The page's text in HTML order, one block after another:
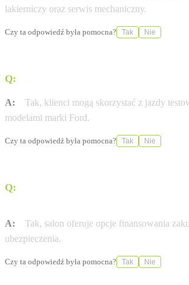
lakierniczy oraz serwis mechaniczny.
Czy ta odpowiedź była pomocna? Tak Nie
Q:
A:
Tak, klienci mogą skorzystać z jazdy
modelami marki Ford.
Czy ta odpowiedź była pomocna? Tak Nie
Q:
A:
Tak, salon oferuje opcje finansowania
ubezpieczenia.
Czy ta odpowiedź była pomocna? Tak Nie